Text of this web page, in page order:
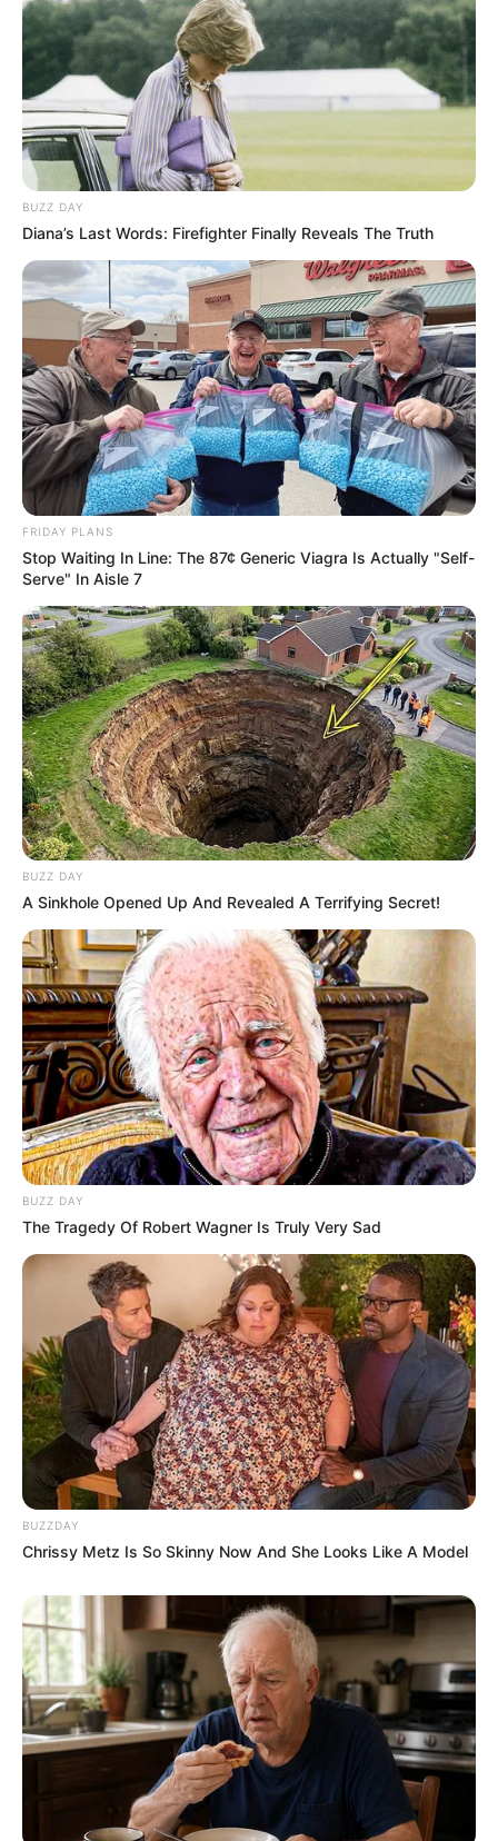
BUZZ DAY
Diana’s Last Words: Firefighter Finally Reveals The Truth
FRIDAY PLANS
Stop Waiting In Line: The 87¢ Generic Viagra Is Actually "Self-
Serve" In Aisle 7
BUZZ DAY
A Sinkhole Opened Up And Revealed A Terrifying Secret!
BUZZ DAY
The Tragedy Of Robert Wagner Is Truly Very Sad
BUZZDAY
Chrissy Metz Is So Skinny Now And She Looks Like A Model